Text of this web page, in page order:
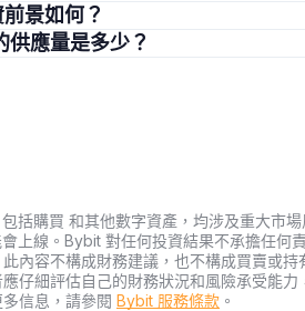
景如何？
供應量是多少？
括購買 和其他數字資產，均涉及重大市
上線。Bybit 對任何投資結果不承擔任何
內容不構成財務建議，也不構成買賣或
仔細評估自己的財務狀況和風險承受能
信息，請參閱 Bybit 服務條款 。